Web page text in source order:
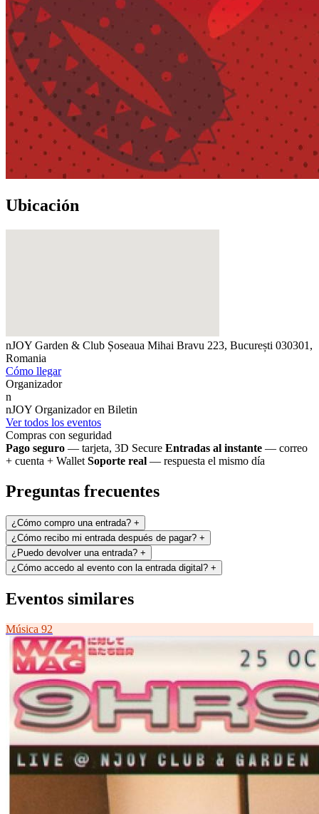
Ubicación
nJOY Garden & Club Șoseaua Mihai Bravu 223, București 030301,
Romania
Cómo llegar
Organizador
n
nJOY Organizador en Biletin
Ver todos los eventos
Compras con seguridad
Pago seguro — tarjeta, 3D Secure Entradas al instante — correo
+ cuenta + Wallet Soporte real — respuesta el mismo día
Preguntas frecuentes
¿Cómo compro una entrada? +
¿Cómo recibo mi entrada después de pagar? +
¿Puedo devolver una entrada? +
¿Cómo accedo al evento con la entrada digital? +
Eventos similares
Música 92